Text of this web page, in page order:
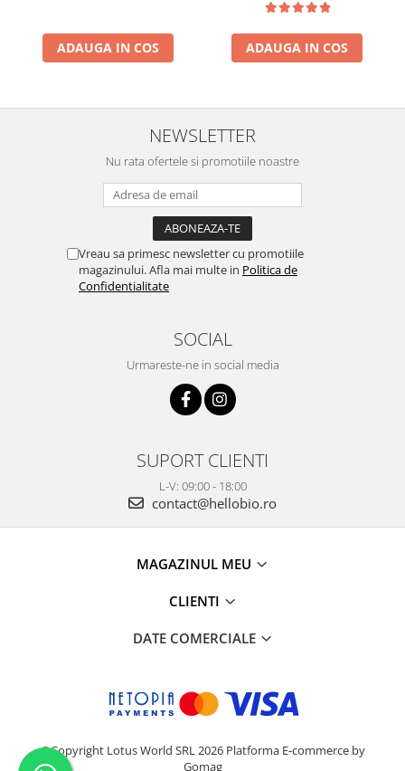
ADAUGA IN COS ADAUGA IN COS
NEWSLETTER
Nu rata ofertele si promotiile noastre
Vreau sa primesc newsletter cu promotiile
magazinului. Afla mai multe in Politica de
Confidentialitate
SOCIAL
Urmareste-ne in social media
SUPORT CLIENTI
L-V: 09:00 - 18:00
contact@hellobio.ro
MAGAZINUL MEU
CLIENTI
DATE COMERCIALE
©Copyright Lotus World SRL 2026 Platforma E-commerce by
Gomag